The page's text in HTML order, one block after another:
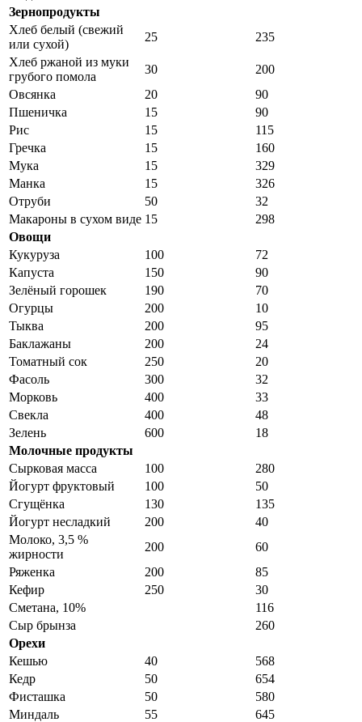
Зернопродукты
Хлеб белый (свежий
или сухой)
25
235
Хлеб ржаной из муки
грубого помола
30
200
Овсянка
20
90
Пшеничка
15
90
Рис
15
115
Гречка
15
160
Мука
15
329
Манка
15
326
Отруби
50
32
Макароны в сухом виде 15
298
Овощи
Кукуруза
100
72
Капуста
150
90
Зелёный горошек
190
70
Огурцы
200
10
Тыква
200
95
Баклажаны
200
24
Томатный сок
250
20
Фасоль
300
32
Морковь
400
33
Свекла
400
48
Зелень
600
18
Молочные продукты
Сырковая масса
100
280
Йогурт фруктовый
100
50
Сгущёнка
130
135
Йогурт несладкий
200
40
Молоко, 3,5 %
жирности
200
60
Ряженка
200
85
Кефир
250
30
Сметана, 10%
116
Сыр брынза
260
Орехи
Кешью
40
568
Кедр
50
654
Фисташка
50
580
Миндаль
55
645